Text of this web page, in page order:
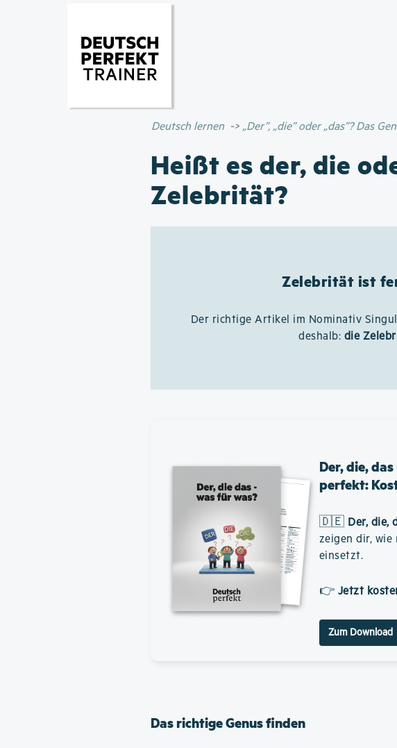
Deutsch lernen „Der”, „die” oder „das”? Das
Heißt es der, die
Zelebrität?
Zelebrität ist
Der richtige Artikel im Nominativ
deshalb: die
Der, die,
perfekt:
🇩🇪 Der, die,
zeigen dir,
einsetzt.
👉 Jetzt
Zum Download
Das richtige Genus finden